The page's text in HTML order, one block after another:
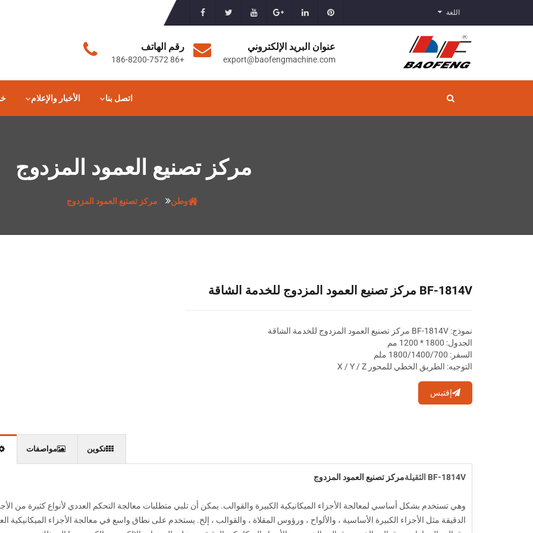
اللغة
عنوان البريد الإلكتروني
export@baofengmachine.com
رقم الهاتف
+86 186-8200-7572
الأخبار والإعلام اتصل بنا
مركز تصنيع العمود المزدوج
وطن مركز تصنيع العمود المزدوج
BF-1814V مركز تصنيع العمود المزدوج للخدمة الشاقة
نموذج: BF-1814V مركز تصنيع العمود المزدوج للخدمة الشاقة
الجدول: 1800 * 1200 مم
السفر: 1800/1400/700 ملم
التوجيه: الطريق الخطي للمحور X / Y / Z
إقتبس
مواصفات تكوين
BF-1814V الثقيلة مركز تصنيع العمود المزدوج
وهي تستخدم بشكل أساسي لمعالجة الأجزاء الميكانيكية الكبيرة والقوالب. يمكن أن تلبي متطلبات معالجة التحكم العددي لأنواع كثيرة من
الدقيقة مثل الأجزاء الكبيرة الأساسية ، والألواح ، ورؤوس المقلاة ، والقوالب ، إلخ. يستخدم على نطاق واسع في معالجة الأجزاء الميكانيكية